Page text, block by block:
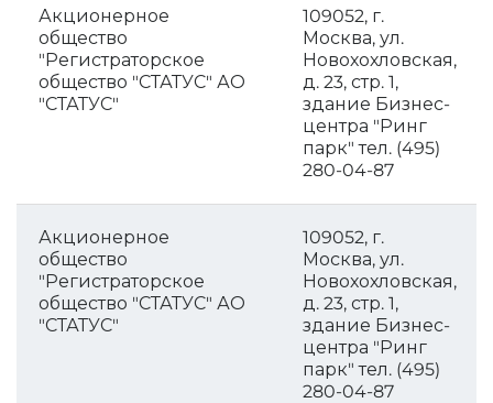
Акционерное
общество
"Регистраторское
общество "СТАТУС" АО
"СТАТУС"
109052, г.
Москва, ул.
Новохохловская,
д. 23, стр. 1,
здание Бизнес-
центра "Ринг
парк" тел. (495)
280-04-87
Акционерное
общество
"Регистраторское
общество "СТАТУС" АО
"СТАТУС"
109052, г.
Москва, ул.
Новохохловская,
д. 23, стр. 1,
здание Бизнес-
центра "Ринг
парк" тел. (495)
280-04-87